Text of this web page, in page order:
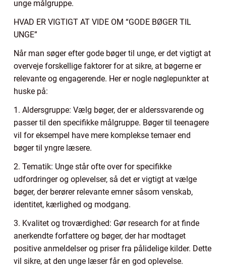
unge målgruppe.
HVAD ER VIGTIGT AT VIDE OM “GODE BØGER TIL
UNGE”
Når man søger efter gode bøger til unge, er det vigtigt at
overveje forskellige faktorer for at sikre, at bøgerne er
relevante og engagerende. Her er nogle nøglepunkter at
huske på:
1. Aldersgruppe: Vælg bøger, der er alderssvarende og
passer til den specifikke målgruppe. Bøger til teenagere
vil for eksempel have mere komplekse temaer end
bøger til yngre læsere.
2. Tematik: Unge står ofte over for specifikke
udfordringer og oplevelser, så det er vigtigt at vælge
bøger, der berører relevante emner såsom venskab,
identitet, kærlighed og modgang.
3. Kvalitet og troværdighed: Gør research for at finde
anerkendte forfattere og bøger, der har modtaget
positive anmeldelser og priser fra pålidelige kilder. Dette
vil sikre, at den unge læser får en god oplevelse.